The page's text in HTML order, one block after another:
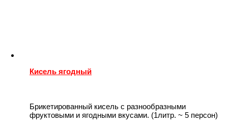
Кисель ягодный
Брикетированный кисель с разнообразными
фруктовыми и ягодными вкусами. (1литр. ~ 5 персон)